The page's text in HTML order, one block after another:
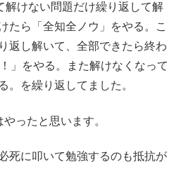
解けない問題だけ繰り返して解
たら「全知全ノウ」をやる。こ
返し解いて、全部できたら終わ
」をやる。また解けなくなって
。を繰り返してました。
ったと思います。
死に叩いて勉強するのも抵抗が